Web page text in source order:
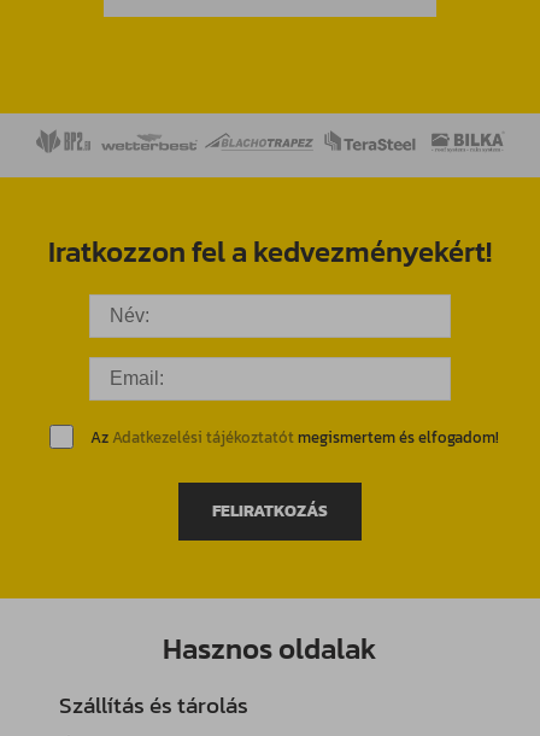
Iratkozzon fel a kedvezményekért!
Az Adatkezelési tájékoztatótmegismertem és elfogadom!
FELIRATKOZÁS
Hasznos oldalak
Szállítás és tárolás